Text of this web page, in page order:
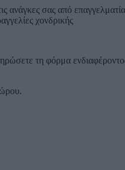
ανάγκες σας από
χονδρικής
τη φόρμα